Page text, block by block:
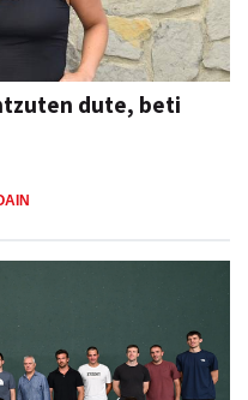
dute, beti